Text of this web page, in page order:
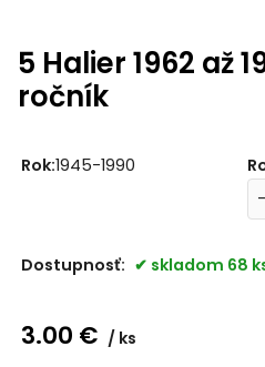
5 Halier 1962 až
ročník
Rok:1945-1990
Dostupnosť: skladom 68
3.00 € ks